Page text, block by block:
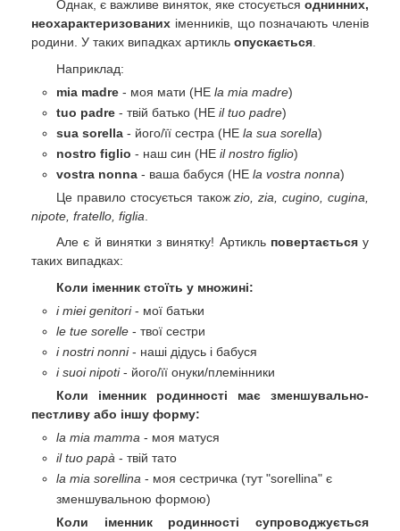
Однак, є важливе виняток, яке стосується однинних,
неохарактеризованих іменників, що позначають членів
родини. У таких випадках артикль опускається
Наприклад:
mia madre - моя мати (НЕ la mia madre)
tuo padre - твій батько (НЕ il tuo padre)
sua sorella - його/її сестра (НЕ la sua sorella)
nostro figlio - наш син (НЕ il nostro figlio)
vostra nonna - ваша бабуся (НЕ la vostra nonna)
Це правило стосується такожzio, zia, cugino, cugina,
nipote, fratello, figlia
Але є й винятки з винятку! Артикль повертаєтьсяу
таких випадках:
Коли іменник стоїть у множині:
i miei genitori- мої батьки
le tue sorelle - твої сестри
i nostri nonni- наші дідусь і бабуся
i suoi nipoti- його/її онуки/племінники
Коли іменник родинності має зменшувально-
пестливу або іншу форму:
la mia mamma - моя матуся
il tuo papà - твій тато
la mia sorellina - моя сестричка (тут "sorellina" є
зменшувальною формою)
Коли іменник родинності супроводжується